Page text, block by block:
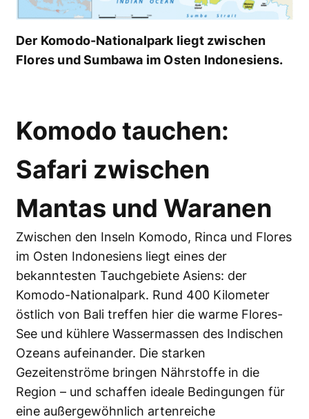
Der Komodo-Nationalpark liegt zwischen
Flores und Sumbawa im Osten Indonesiens.
Komodo tauchen:
Safari zwischen
Mantas und Waranen
Zwischen den Inseln Komodo, Rinca und Flores
im Osten Indonesiens liegt eines der
bekanntesten Tauchgebiete Asiens: der
Komodo-Nationalpark. Rund 400 Kilometer
östlich von Bali treffen hier die warme Flores-
See und kühlere Wassermassen des Indischen
Ozeans aufeinander. Die starken
Gezeitenströme bringen Nährstoffe in die
Region – und schaffen ideale Bedingungen für
eine außergewöhnlich artenreiche